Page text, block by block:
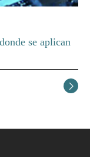
se aplican
